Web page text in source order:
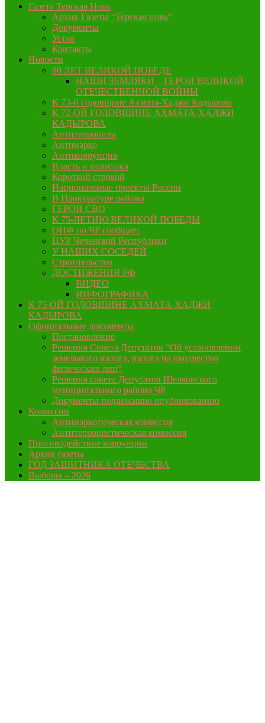
Газета Терская Новь
Архив Газеты “Терская новь”
Документы
Устав
Контакты
Новости
80 ЛЕТ ВЕЛИКОЙ ПОБЕДЕ
НАШИ ЗЕМЛЯКИ – ГЕРОИ ВЕЛИКОЙ
ОТЕЧЕСТВЕННОЙ ВОЙНЫ
К 73-й годовщине Ахмата-Хаджи Кадырова
К 72-ОЙ ГОДОВЩИНЕ АХМАТА-ХАДЖИ
КАДЫРОВА
Антитерроризм
Антинарко
Антикоррупция
Власть и политика
Короткой строкой
Национальные проекты России
В Прокуратуре района
ГЕРОИ СВО
К 75-ЛЕТИЮ ВЕЛИКОЙ ПОБЕДЫ
ОНФ по ЧР сообщает
ЦУР Чеченской Республики
У НАШИХ СОСЕДЕЙ
Строительство
ДОСТИЖЕНИЯ РФ
ВИДЕО
ИНФОГРАФИКА
К 75-ОЙ ГОДОВЩИНЕ АХМАТА-ХАДЖИ
КАДЫРОВА
Официальные документы
Постановление
Решения Совета Депутатов “Об установлении
земельного налога, налога на имущество
физических лиц”
Решения совета Депутатов Шелковского
муниципального района ЧР
Документы подлежащие опубликованию
Комиссии
Антинаркотическая комиссия
Антитеррористическая комиссия
Противодействие коррупции
Архив газеты
ГОД ЗАЩИТНИКА ОТЕЧЕСТВА
Выборы – 2026